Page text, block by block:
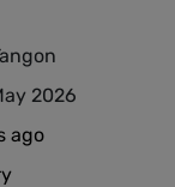
2026
ago